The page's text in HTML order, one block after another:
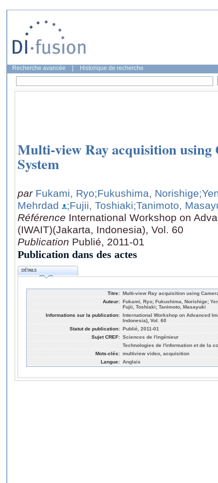
Recherche avancée Historique de recherche
Multi-view Ray acquisition
System
par Fukami, Ryo;Fukushima, Norishige
Mehrdad
;Fujii, Toshiaki;Tanimoto,
Référence International Workshop on
(IWAIT)(Jakarta, Indonesia), Vol. 60
Publication Publié, 2011-01
Publication dans des actes
DÉTAILS
Titre: Multi-view Ray acquisition using
Auteur: Fukami, Ryo; Fukushima, Norishige;
Fujii, Toshiaki; Tanimoto, Masayuki
Informations sur la publication: International Workshop on Advanced
Indonesia), Vol. 60
Statut de publication: Publié, 2011-01
Sujet CREF: Sciences de l'ingénieur
Technologies de l'information et de la
Mots-clés: multiview video, acquisition
Langue: Anglais